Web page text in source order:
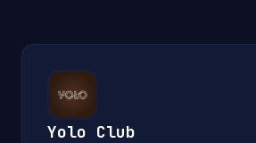
Yolo Club